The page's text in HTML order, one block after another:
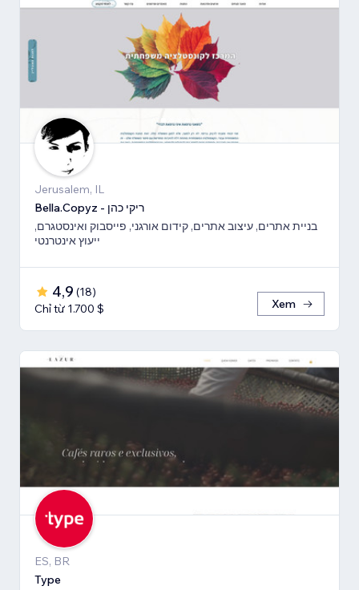
Jerusalem, IL
Bella.Copyz - ריקי כהן
בניית אתרים, עיצוב אתרים, קידום אורגני, פייסבוק ואינסטגרם,
ייעוץ אינטרנטי
4,9 (18)
Chỉ từ 1.700 $
Xem
ES, BR
Type